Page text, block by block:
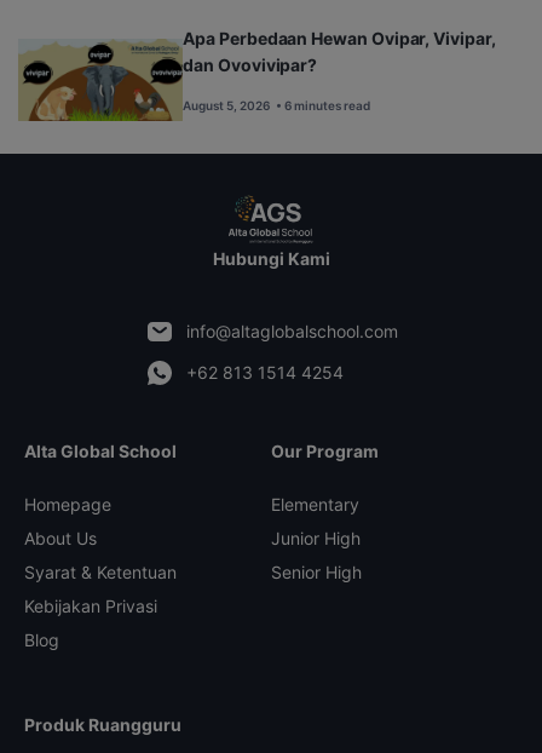
Apa Perbedaan Hewan Ovipar, Vivipar,
dan Ovovivipar?
August 5, 2026 • 6 minutes read
Hubungi Kami
info@altaglobalschool.com
+62 813 1514 4254
Alta Global School
Homepage
About Us
Syarat & Ketentuan
Kebijakan Privasi
Blog
Our Program
Elementary
Junior High
Senior High
Produk Ruangguru